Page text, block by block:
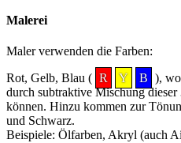
Malerei
Maler verwenden die Farben:
Rot, Gelb, Blau ( R Y B ),
durch subtraktive Mischung
können. Hinzu kommen zur
und Schwarz.
Beispiele: Ölfarben, Akryl (auch